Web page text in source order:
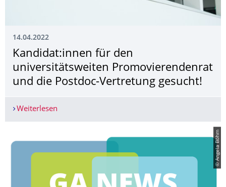
14.04.2022
Kandidat:innen für den
universitätsweiten Promovierendenrat
und die Postdoc-Vertretung gesucht!
Weiterlesen
© Angela Böhm